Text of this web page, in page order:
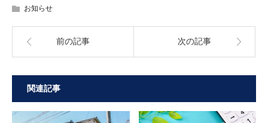
お知らせ
前の記事 次の記事
関連記事